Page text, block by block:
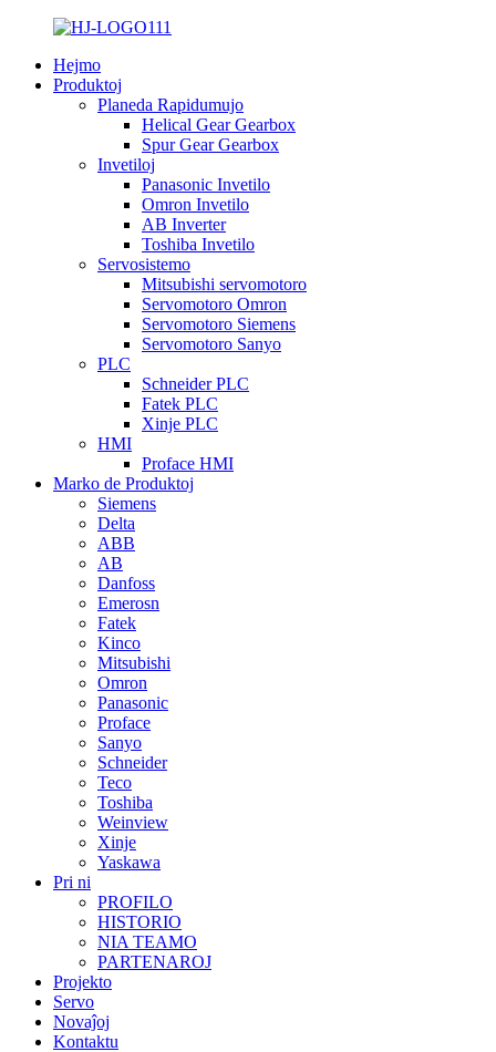
Hejmo
Produktoj
Planeda Rapidumujo
Helical Gear Gearbox
Spur Gear Gearbox
Invetiloj
Panasonic Invetilo
Omron Invetilo
AB Inverter
Toshiba Invetilo
Servosistemo
Mitsubishi servomotoro
Servomotoro Omron
Servomotoro Siemens
Servomotoro Sanyo
PLC
Schneider PLC
Fatek PLC
Xinje PLC
HMI
Proface HMI
Marko de Produktoj
Siemens
Delta
ABB
AB
Danfoss
Emerosn
Fatek
Kinco
Mitsubishi
Omron
Panasonic
Proface
Sanyo
Schneider
Teco
Toshiba
Weinview
Xinje
Yaskawa
Pri ni
PROFILO
HISTORIO
NIA TEAMO
PARTENAROJ
Projekto
Servo
Novaĵoj
Kontaktu